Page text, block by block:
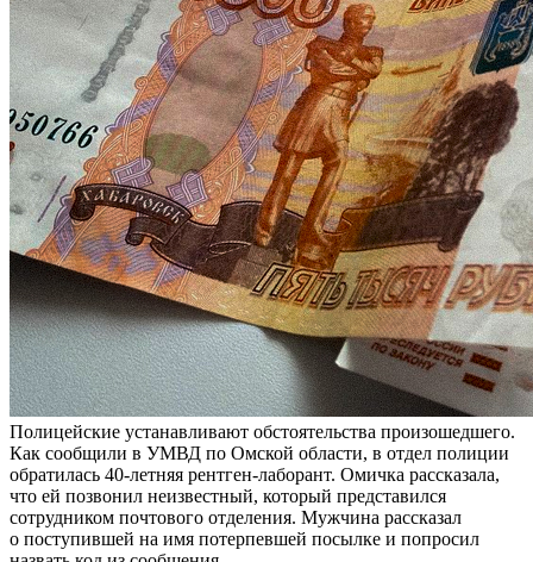
Полицейские устанавливают обстоятельства произошедшего.
Как сообщили в УМВД по Омской области, в отдел полиции
обратилась 40-летняя рентген-лаборант. Омичка рассказала,
что ей позвонил неизвестный, который представился
сотрудником почтового отделения. Мужчина рассказал
о поступившей на имя потерпевшей посылке и попросил